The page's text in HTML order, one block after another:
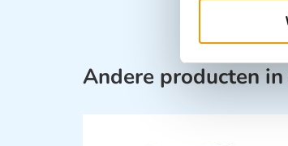
Andere producten